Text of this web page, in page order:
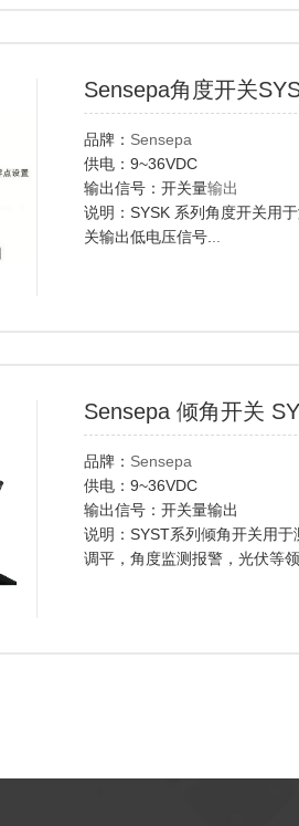
Sensepa角度开关
品牌： Sensepa
供电：9~36VDC
输出信号：开关量输出
说明：SYSK 系列角度开关用
关输出低电压信号.
Sensepa 倾角开关
品牌： Sensepa
供电：9~36VDC
输出信号：开关量输出
说明：SYST系列倾角开关用
调平，角度监测报警，光伏等